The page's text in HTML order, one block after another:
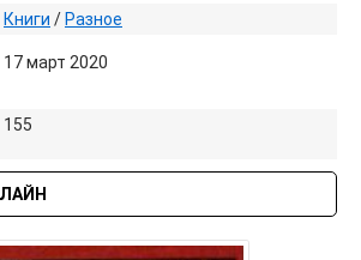
Книги / Разное
17 март 2020
155